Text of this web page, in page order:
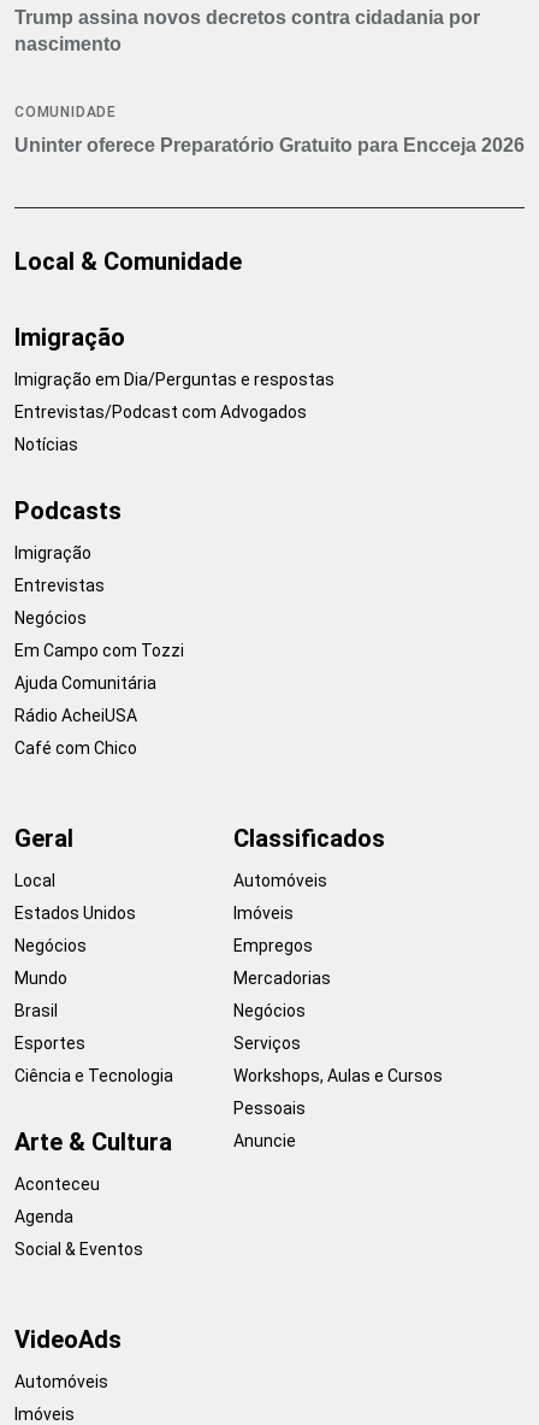
Trump assina novos decretos contra cidadania por
nascimento
COMUNIDADE
Uninter oferece Preparatório Gratuito para Encceja 2026
Local & Comunidade
Imigração
Imigração em Dia/Perguntas e respostas
Entrevistas/Podcast com Advogados
Notícias
Podcasts
Imigração
Entrevistas
Negócios
Em Campo com Tozzi
Ajuda Comunitária
Rádio AcheiUSA
Café com Chico
Geral
Local
Estados Unidos
Negócios
Mundo
Brasil
Esportes
Ciência e Tecnologia
Arte & Cultura
Aconteceu
Agenda
Social & Eventos
Classificados
Automóveis
Imóveis
Empregos
Mercadorias
Negócios
Serviços
Workshops, Aulas e Cursos
Pessoais
Anuncie
VideoAds
Automóveis
Imóveis